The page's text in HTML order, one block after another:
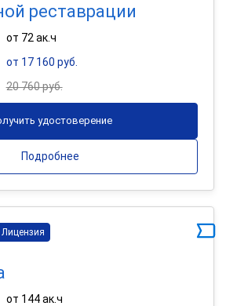
реставрации
от 72 ак.ч
от 17 160 руб.
20 760 руб.
удостоверение
Подробнее
Лицензия
от 144 ак.ч